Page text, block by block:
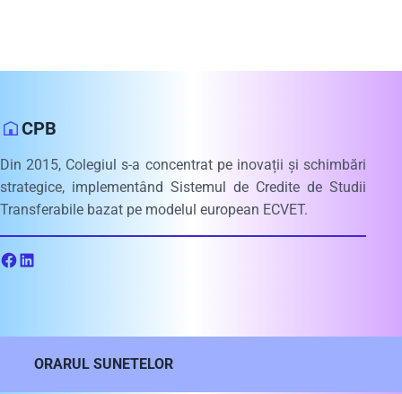
CPB
Din 2015, Colegiul s-a concentrat pe inovații și schimbări
strategice, implementând Sistemul de Credite de Studii
Transferabile bazat pe modelul european ECVET.
ORARUL SUNETELOR